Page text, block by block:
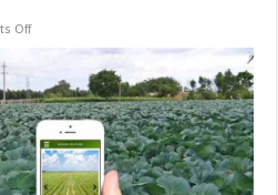
Offon
खुशखबरी:
डिजिटल
क्रॉप
सर्वे
और
गिरदावरी
सत्यापन
की